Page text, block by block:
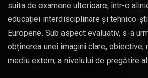
suita de examene ulterioare, într-o
educației interdisciplinare și tehnico-
Europene. Sub aspect evaluativ, s-a
obținerea unei imagini clare, obiective,
mediu extern, a nivelului de pregătire